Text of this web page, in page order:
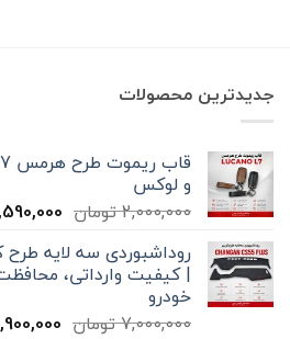
جدیدترین محصولات
و لوکس
2,000,000تومان قیمت
بود.| کیفیت وارداتی،
خودرو
7,000,000تومان قیمت